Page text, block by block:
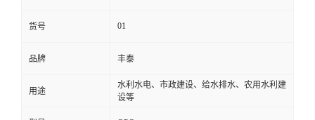
货号 01
品牌 丰泰
用途
水利水电、市政建设、给水排水、农用水利建
设等